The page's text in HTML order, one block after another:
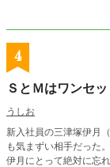
4
ＳとＭはワンセッ
うしお
新入社員の三津塚伊月
も気まずい相手だった
伊月にとって絶対に忘